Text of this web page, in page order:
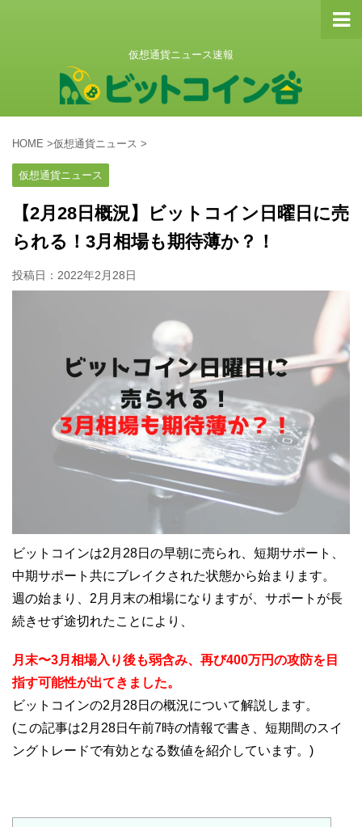
仮想通貨ニュース速報
HOME >仮想通貨ニュース >
仮想通貨ニュース
【2月28日概況】ビットコイン日曜日に売
られる！3月相場も期待薄か？！
投稿日： 2022年2月28日
ビットコインは2月28日の早朝に売られ、短期サポート、
中期サポート共にブレイクされた状態から始まります。
週の始まり、2月月末の相場になりますが、サポートが長
続きせず途切れたことにより、
月末〜3月相場入り後も弱含み、再び400万円の攻防を目
指す可能性が出てきました。
ビットコインの2月28日の概況について解説します。
(この記事は2月28日午前7時の情報で書き、短期間のスイ
ングトレードで有効となる数値を紹介しています。)